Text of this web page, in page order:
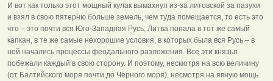
И вот как только этот мощный кулак вымахнул из-за литовской за пазухи
и взял в свою пятерню больше земель, чем туда помещается, то есть это
что – это почти вся Юго-Западная Русь, Литва попала в тот же самый
капкан, в те же самые нехорошие условия, в которых была вся Русь – в
ней начались процессы феодального разложения. Все эти князья
побежали каждый в свою сторону. И поэтому, несмотря на всю величину
(от Балтийского моря почти до Чёрного моря), несмотря на явную мощь